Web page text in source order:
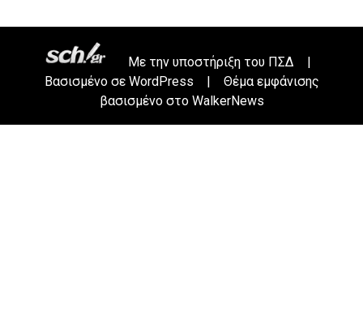
Με την υποστήριξη του ΠΣΔ
|
Βασισμένο σε WordPress |
Θέμα εμφάνισης
βασισμένο στο WalkerNews